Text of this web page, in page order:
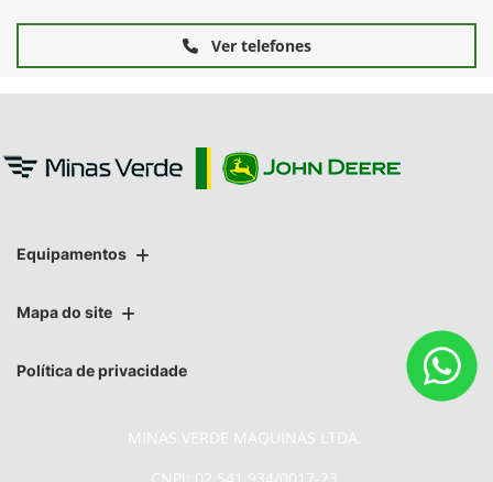
Ver telefones
Equipamentos
Mapa do site
Política de privacidade
MINAS VERDE MAQUINAS LTDA.